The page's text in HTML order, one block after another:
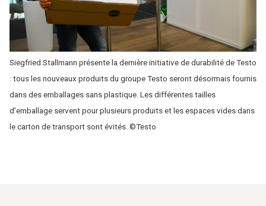
Siegfried Stallmann présente la dernière initiative de durabilité de Testo
: tous les nouveaux produits du groupe Testo seront désormais fournis
dans des emballages sans plastique. Les différentes tailles
d’emballage servent pour plusieurs produits et les espaces vides dans
le carton de transport sont évités. ©Testo